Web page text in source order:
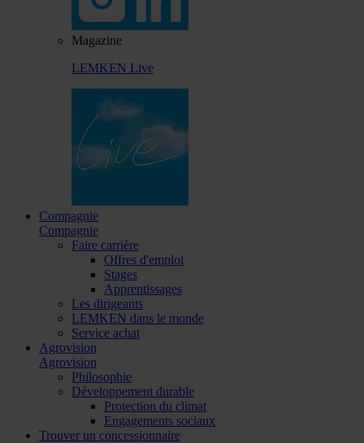
Magazine
LEMKEN Live
Compagnie
Compagnie
Faire carrière
Offres d'emploi
Stages
Apprentissages
Les dirigeants
LEMKEN dans le monde
Service achat
Agrovision
Agrovision
Philosophie
Développement durable
Protection du climat
Engagements sociaux
Trouver un concessionnaire